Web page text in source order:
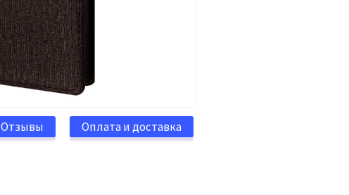
Отзывы Оплата и доставка